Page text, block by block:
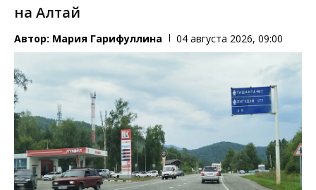
на Алтай
Автор: Мария Гарифуллина 04 августа 2026, 09:00